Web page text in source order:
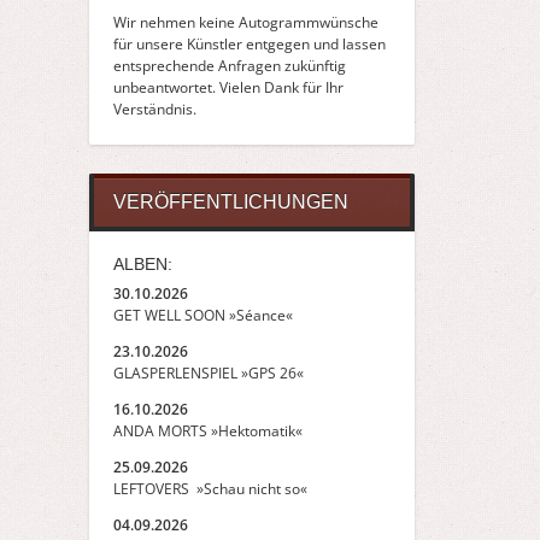
Wir nehmen keine Autogrammwünsche
für unsere Künstler entgegen und lassen
entsprechende Anfragen zukünftig
unbeantwortet. Vielen Dank für Ihr
Verständnis.
VERÖFFENTLICHUNGEN
ALBEN:
30.10.2026
GET WELL SOON »Séance«
23.10.2026
GLASPERLENSPIEL »GPS 26«
16.10.2026
ANDA MORTS »Hektomatik«
25.09.2026
LEFTOVERS »Schau nicht so«
04.09.2026